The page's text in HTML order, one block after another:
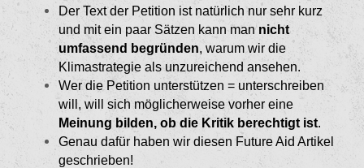
Der Text der Petition ist natürlich nur sehr kurz
und mit ein paar Sätzen kann man nicht
umfassend begründen, warum wir die
Klimastrategie als unzureichend ansehen.
Wer die Petition unterstützen = unterschreiben
will, will sich möglicherweise vorher eine
Meinung bil­den, ob die Kritik berechtigt ist.
Genau dafür haben wir diesen Future Aid Artikel
geschrieben!